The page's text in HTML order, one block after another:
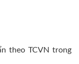
theo TCVN trong